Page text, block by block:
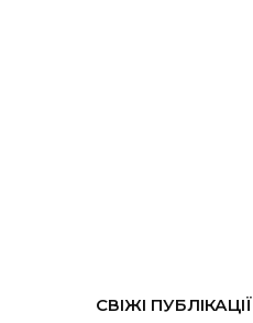
СВІЖІ ПУБЛІКАЦІЇ